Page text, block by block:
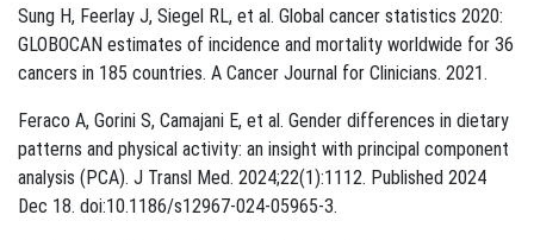
Sung H, Feerlay J, Siegel RL, et al. Global cancer statistics 2020:
GLOBOCAN estimates of incidence and mortality worldwide for 36
cancers in 185 countries. A Cancer Journal for Clinicians. 2021.
Feraco A, Gorini S, Camajani E, et al. Gender differences in dietary
patterns and physical activity: an insight with principal component
analysis (PCA). J Transl Med. 2024;22(1):1112. Published 2024
Dec 18. doi:10.1186/s12967-024-05965-3.